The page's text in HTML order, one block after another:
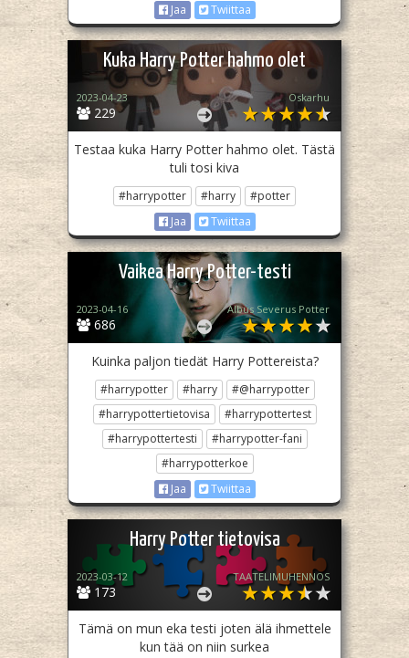
Jaa
Twiittaa
Kuka Harry Potter hahmo olet
229
2023-04-23 Oskarhu
Testaa kuka Harry Potter hahmo olet. Tästä
tuli tosi kiva
#harrypotter #harry
#potter
Jaa
Twiittaa
Vaikea Harry Potter-testi
686
2023-04-16 Albus Severus Potter
Kuinka paljon tiedät Harry Pottereista?
#harrypotter #harry
#@harrypotter
#harrypottertietovisa
#harrypottertest
#harrypottertesti
#harrypotter-fani
#harrypotterkoe
Jaa
Twiittaa
Harry Potter tietovisa
173
2023-03-12 TAATELIMUHENNOS
Tämä on mun eka testi joten älä ihmettele
kun tää on niin surkea